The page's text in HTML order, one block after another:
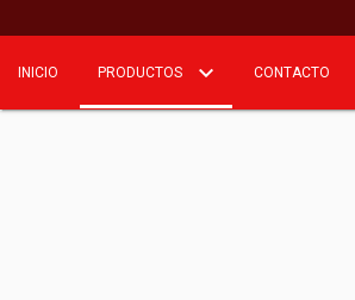
INICIO PRODUCTOS CONTACTO